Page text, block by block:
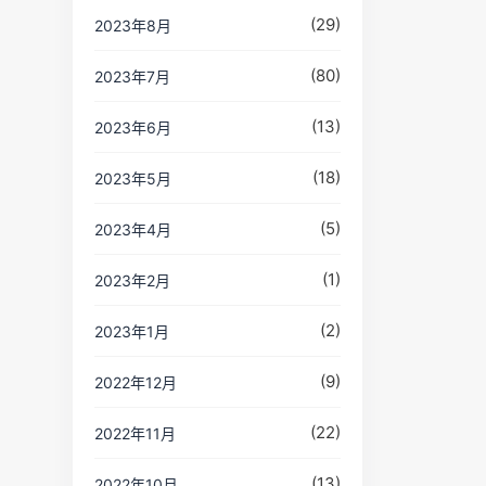
2023年8月 (29)
2023年7月 (80)
2023年6月 (13)
2023年5月 (18)
2023年4月 (5)
2023年2月 (1)
2023年1月 (2)
2022年12月 (9)
2022年11月 (22)